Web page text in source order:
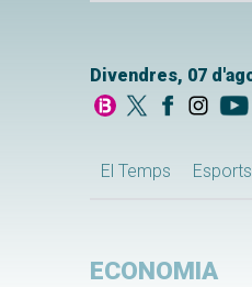
Divendres, 07
El Temps Esports
ECONOMIA